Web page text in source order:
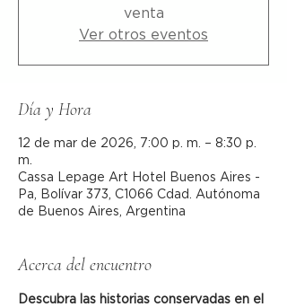
venta
Ver otros eventos
Día y Hora
12 de mar de 2026, 7:00 p. m. – 8:30 p.
m.
Cassa Lepage Art Hotel Buenos Aires -
Pa, Bolívar 373, C1066 Cdad. Autónoma
de Buenos Aires, Argentina
Acerca del encuentro
Descubra las historias conservadas en el